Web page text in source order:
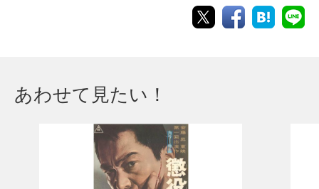
あわせて見たい！